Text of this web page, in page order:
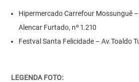
Hipermercado Carrefour Mossunguê
Alencar Furtado, nº 1.210
Festval Santa Felicidade – Av.Toaldo
LEGENDA FOTO: